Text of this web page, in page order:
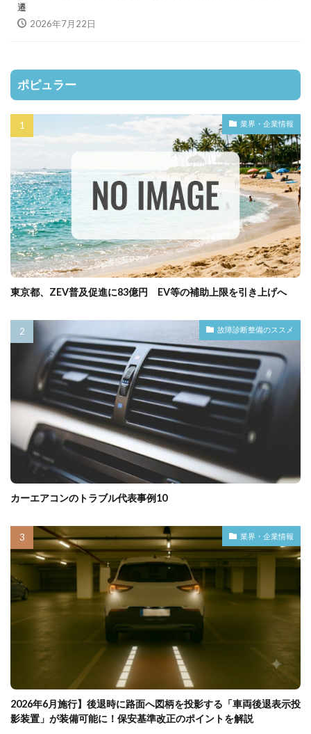
遷
2026年7月22日
ポピュラー
業界・企業情報
東京都、ZEV普及促進に83億円 EV等の補助上限を引き上げへ
故障診断整備のススメ
カーエアコンのトラブル代表事例10
業界・企業情報
2026年6月施行】後退時に路面へ図柄を投影する「車両後退表示投
影装置」が装備可能に！保安基準改正のポイントを解説